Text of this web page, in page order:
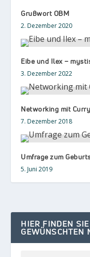
Grußwort OBM
2. Dezember 2020
Eibe und Ilex –
3. Dezember 2022
Networking mit
7. Dezember 2018
Umfrage zum
5. Juni 2019
HIER FINDEN
GEWÜNSCHTEN